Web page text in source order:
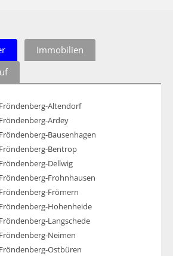
Immobilien
Altendorf
Ardey
Bausenhagen
Bentrop
Dellwig
Frohnhausen
Frömern
Hohenheide
Langschede
Neimen
Ostbüren